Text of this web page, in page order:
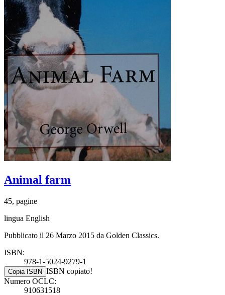
Animal farm
45, pagine
lingua English
Pubblicato il 26 Marzo 2015 da Golden Classics.
ISBN:
978-1-5024-9279-1
Copia ISBN ISBN copiato!
Numero OCLC:
910631518